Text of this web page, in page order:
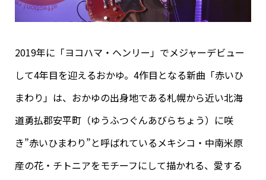
2019年に「ヨコハマ・ヘンリー」でメジャーデビュー
して4年目を迎えるおかゆ。4作目となる新曲「赤いひ
まわり」は、おかゆの出身地である札幌から近い北海
道勇払郡安平町（ゆうふつぐんあびらちょう）に咲
き”赤いひまわり”と呼ばれているメキシコ・中南米原
産の花・チトニアをモチーフにして描かれる、愛する